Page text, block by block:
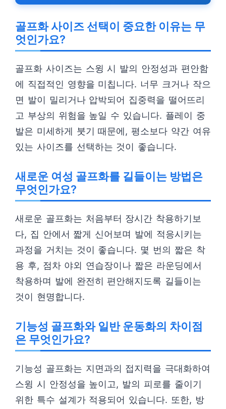
골프화 사이즈 선택이 중요한 이유는 무
엇인가요?
골프화 사이즈는 스윙 시 발의 안정성과 편안함
에 직접적인 영향을 미칩니다. 너무 크거나 작으
면 발이 밀리거나 압박되어 집중력을 떨어뜨리
고 부상의 위험을 높일 수 있습니다. 플레이 중
발은 미세하게 붓기 때문에, 평소보다 약간 여유
있는 사이즈를 선택하는 것이 좋습니다.
새로운 여성 골프화를 길들이는 방법은
무엇인가요?
새로운 골프화는 처음부터 장시간 착용하기보
다, 집 안에서 짧게 신어보며 발에 적응시키는
과정을 거치는 것이 좋습니다. 몇 번의 짧은 착
용 후, 점차 야외 연습장이나 짧은 라운딩에서
착용하며 발에 완전히 편안해지도록 길들이는
것이 현명합니다.
기능성 골프화와 일반 운동화의 차이점
은 무엇인가요?
기능성 골프화는 지면과의 접지력을 극대화하여
스윙 시 안정성을 높이고, 발의 피로를 줄이기
위한 특수 설계가 적용되어 있습니다. 또한, 방